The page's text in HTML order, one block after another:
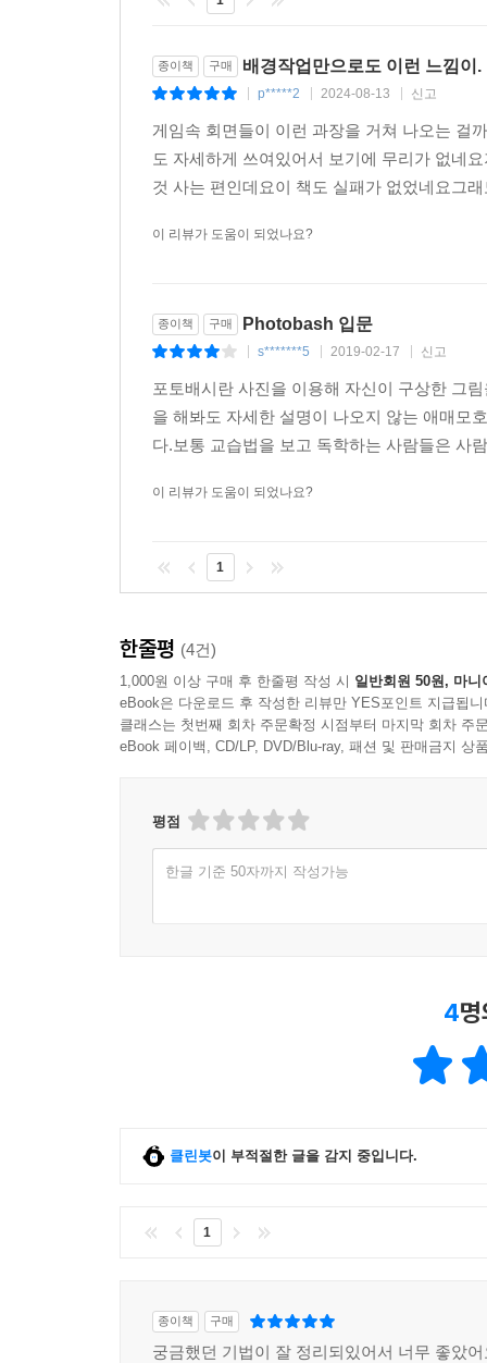
종이책 구매 배경작업만으로도 이런 느낌이.
p*****2 2024-08-13 신고
게임속 회면들이 이런 과장을 거쳐 나오는 걸
도 자세하게 쓰여있어서 보기에 무리가 없네
것 사는 편인데요이 책도 실패가 없었네요그
이 리뷰가 도움이 되었나요?
종이책 구매 Photobash 입문
s*******5 2019-02-17 신고
포토배시란 사진을 이용해 자신이 구상한 그
을 해봐도 자세한 설명이 나오지 않는 애매모
다.보통 교습법을 보고 독학하는 사람들은 사
이 리뷰가 도움이 되었나요?
1
한줄평 (4건)
1,000원 이상 구매 후 한줄평 작성 시 일반회원 50원, 마니
eBook은 다운로드 후 작성한 리뷰만 YES포인트 지급됩니
클래스는 첫번째 회차 주문확정 시점부터 마지막 회차 주
eBook 페이백, CD/LP, DVD/Blu-ray, 패션 및 판매금지 상
평점
한글 기준 50자까지 작성가능
4
클린봇이 부적절한 글을 감지 중입니다.
1
종이책 구매
궁금했던 기법이 잘 정리되있어서 너무 좋았어